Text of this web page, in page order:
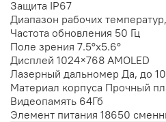
Защита IP67
Диапазон рабочих
Частота обновления 50 Гц
Поле зрения 7.5°x5.6°
Дисплей 1024×768 AMOLED
Лазерный дальномер Да, до
Материал корпуса Прочный
Видеопамять 64Гб
Элемент питания 18650